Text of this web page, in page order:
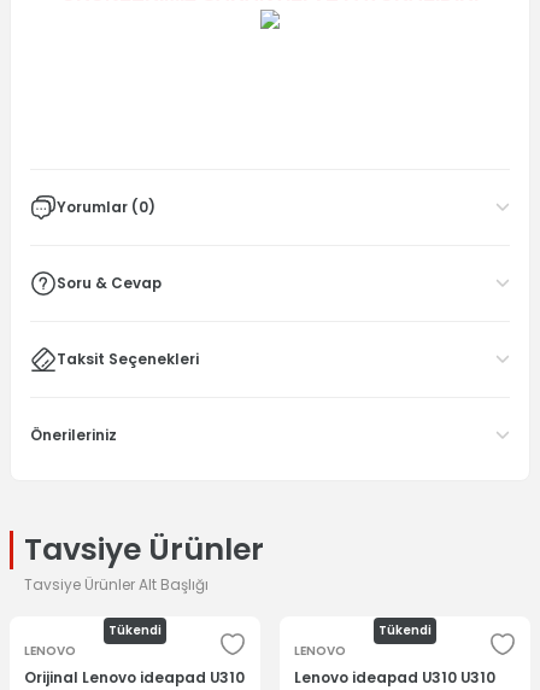
Yorumlar (0)
Soru & Cevap
Taksit Seçenekleri
Önerileriniz
Tavsiye Ürünler
Tavsiye Ürünler Alt Başlığı
Tükendi
LENOVO
Orijinal Lenovo ideapad U310
Tükendi
LENOVO
Lenovo ideapad U310 U310